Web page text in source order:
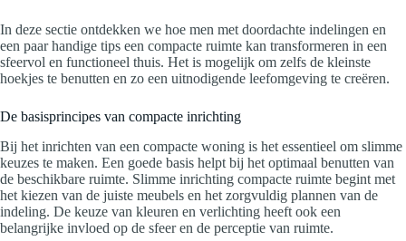
In deze sectie ontdekken we hoe men met doordachte indelingen en
een paar handige tips een compacte ruimte kan transformeren in een
sfeervol en functioneel thuis. Het is mogelijk om zelfs de kleinste
hoekjes te benutten en zo een uitnodigende leefomgeving te creëren.
De basisprincipes van compacte inrichting
Bij het inrichten van een compacte woning is het essentieel om slimme
keuzes te maken. Een goede basis helpt bij het optimaal benutten van
de beschikbare ruimte. Slimme inrichting compacte ruimte begint met
het kiezen van de juiste meubels en het zorgvuldig plannen van de
indeling. De keuze van kleuren en verlichting heeft ook een
belangrijke invloed op de sfeer en de perceptie van ruimte.